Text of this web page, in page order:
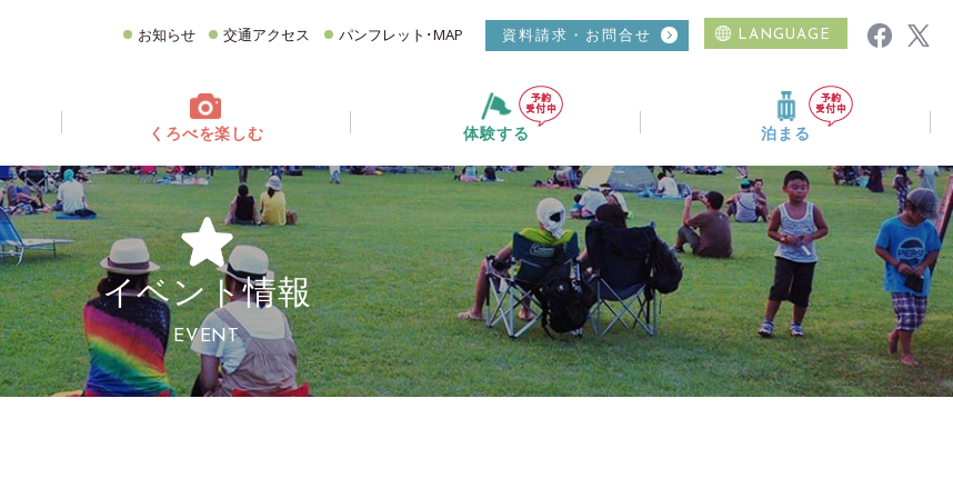
お知らせ 交通アクセス パンフレット･MAP 資料請求・お問合せ LANGUAGE
なとこ？ フォトギャラリー ムービーギャラリー
情報 イベントカレンダー ニュース
くろべを楽しむ
CATEGORY
観る・遊ぶ 食べる 買う・お土産
温泉
宿泊施設
イチオシ商品
おすすめコース
日帰り入浴
体験する 泊まる
イベント情報
EVENT